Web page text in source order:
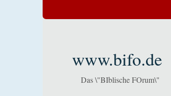
www.bifo.de
Das \"BIblische FOrum\"